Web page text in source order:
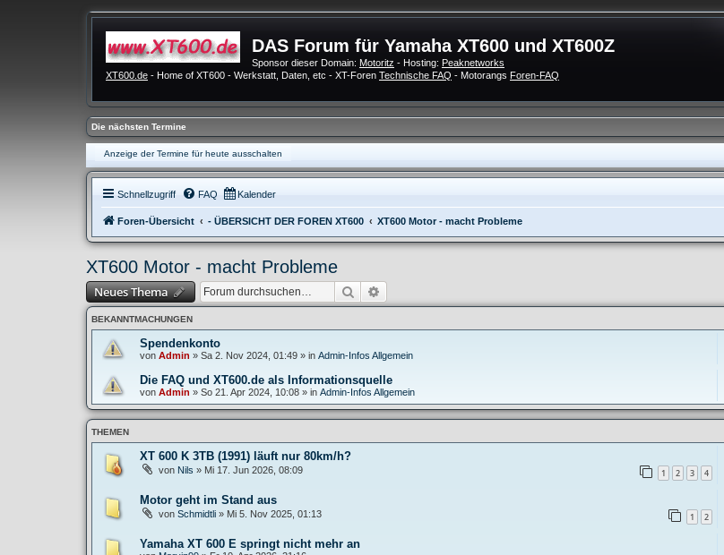
DAS Forum für Yamaha XT600 und XT600Z
Sponsor dieser Domain: Motoritz - Hosting: Peaknetworks
XT600.de - Home of XT600 - Werkstatt, Daten, etc - XT-Foren Technische FAQ - Motorangs Foren-FAQ
Die nächsten Termine
Anzeige der Termine für heute ausschalten
Schnellzugriff FAQ Kalender
Foren-Übersicht - ÜBERSICHT DER FOREN XT600 XT600 Motor - macht Probleme
XT600 Motor - macht Probleme
Neues Thema Suche
BEKANNTMACHUNGEN
Spendenkonto
von Admin » Sa 2. Nov 2024, 01:49 » in Admin-Infos Allgemein
Die FAQ und XT600.de als Informationsquelle
von Admin » So 21. Apr 2024, 10:08 » in Admin-Infos Allgemein
THEMEN
XT 600 K 3TB (1991) läuft nur 80km/h?
von Nils » Mi 17. Jun 2026, 08:09 1 2 3 4
Motor geht im Stand aus
von Schmidtli » Mi 5. Nov 2025, 01:13 1 2
Yamaha XT 600 E springt nicht mehr an